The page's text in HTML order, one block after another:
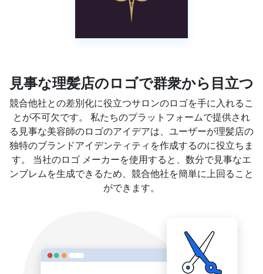
見事な理髪店のロゴで群衆から目立つ
競合他社との差別化に役立つサロンのロゴを手に入れるこ
とが不可欠です。 私たちのプラットフォームで提供され
る見事な美容師のロゴのアイデアは、ユーザーが理髪店の
独特のブランドアイデンティティを作成するのに役立ちま
す。 当社のロゴ メーカーを使用すると、数分で見事なエ
ンブレムを生成できるため、競合他社を簡単に上回ること
ができます。